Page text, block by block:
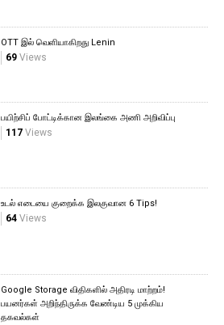
OTT இல் வெளியாகிறது Lenin
69Views
பயிற்சிப் போட்டிக்கான இலங்கை அணி அறிவிப்பு
117Views
உடல் எடையை குறைக்க இலகுவான 6 Tips!
64Views
Google Storage விதிகளில் அதிரடி மாற்றம்!
பயனர்கள் அறிந்திருக்க வேண்டிய 5 முக்கிய
தகவல்கள்